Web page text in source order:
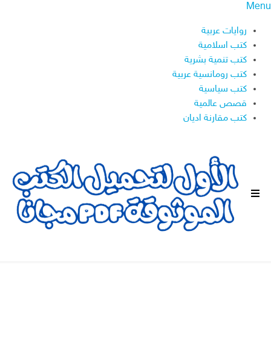
Menu
روايات عربية
كتب اسلامية
كتب تنمية بشرية
كتب رومانسية عربية
كتب سياسية
قصص عالمية
كتب مقارنة اديان
ا